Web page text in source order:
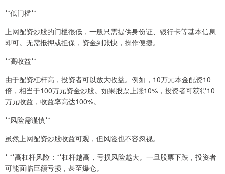
**低门槛**
上网配资炒股的门槛很低，一般只需提供身份证、银行卡等基本信息
即可。无需抵押或担保，资金到账快，操作便捷。
**高收益**
由于配资杠杆高，投资者可以放大收益。例如，10万元本金配资10
倍，相当于100万元资金炒股。如果股票上涨10%，投资者可获得10
万元收益，收益率高达100%。
**风险需谨慎**
虽然上网配资炒股收益可观，但风险也不容忽视。
* **高杠杆风险：**杠杆越高，亏损风险越大。一旦股票下跌，投资者
可能面临巨额亏损，甚至爆仓。